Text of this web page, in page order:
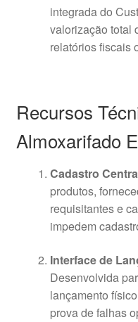
integrada do
valorização total
relatórios fiscais
Recursos
Almoxarifado
Cadastro
produtos,
requisitantes e
impedem
Interface de
Desenvolvida
lançamento
prova de falhas